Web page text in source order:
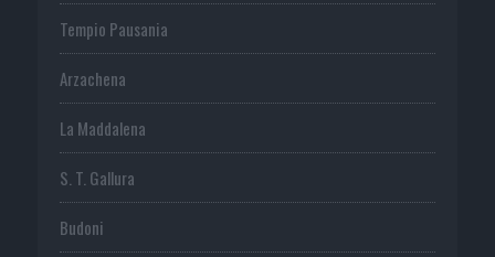
Tempio Pausania
Arzachena
La Maddalena
S. T. Gallura
Budoni